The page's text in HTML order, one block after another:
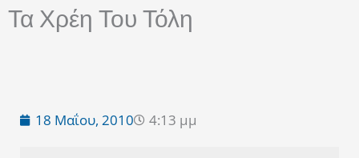
Τα Χρέη Του Τόλη
18 Μαΐου, 2010 4:13 μμ